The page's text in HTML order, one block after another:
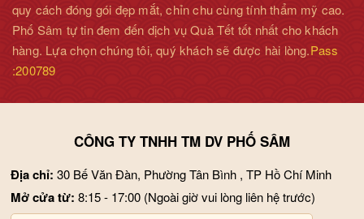
quy cách đóng gói đẹp mắt, chỉn chu cùng tính thẩm mỹ cao.
Phố Sâm tự tin đem đến dịch vụ Quà Tết tốt nhất cho khách
hàng. Lựa chọn chúng tôi, quý khách sẽ được hài lòng.Pass
:200789
CÔNG TY TNHH TM DV PHỐ SÂM
Địa chỉ: 30 Bế Văn Đàn, Phường Tân Bình , TP Hồ Chí Minh
Mở cửa từ:8:15 - 17:00 (Ngoài giờ vui lòng liên hệ trước)